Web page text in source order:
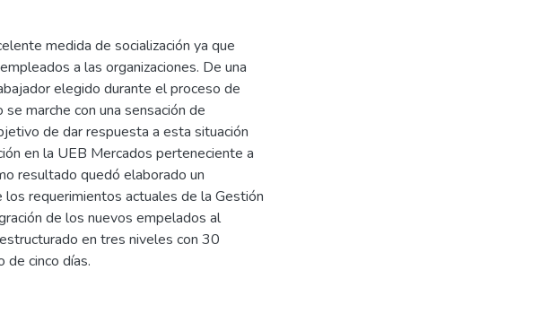
medida de socialización ya que
a las organizaciones. De una
elegido durante el proceso de
marche con una sensación de
de dar respuesta a esta situación
en la UEB Mercados perteneciente a
resultado quedó elaborado un
requerimientos actuales de la Gestión
de los nuevos empelados al
en tres niveles con 30
de cinco días.